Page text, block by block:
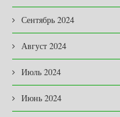
Сентябрь 2024
Август 2024
Июль 2024
Июнь 2024